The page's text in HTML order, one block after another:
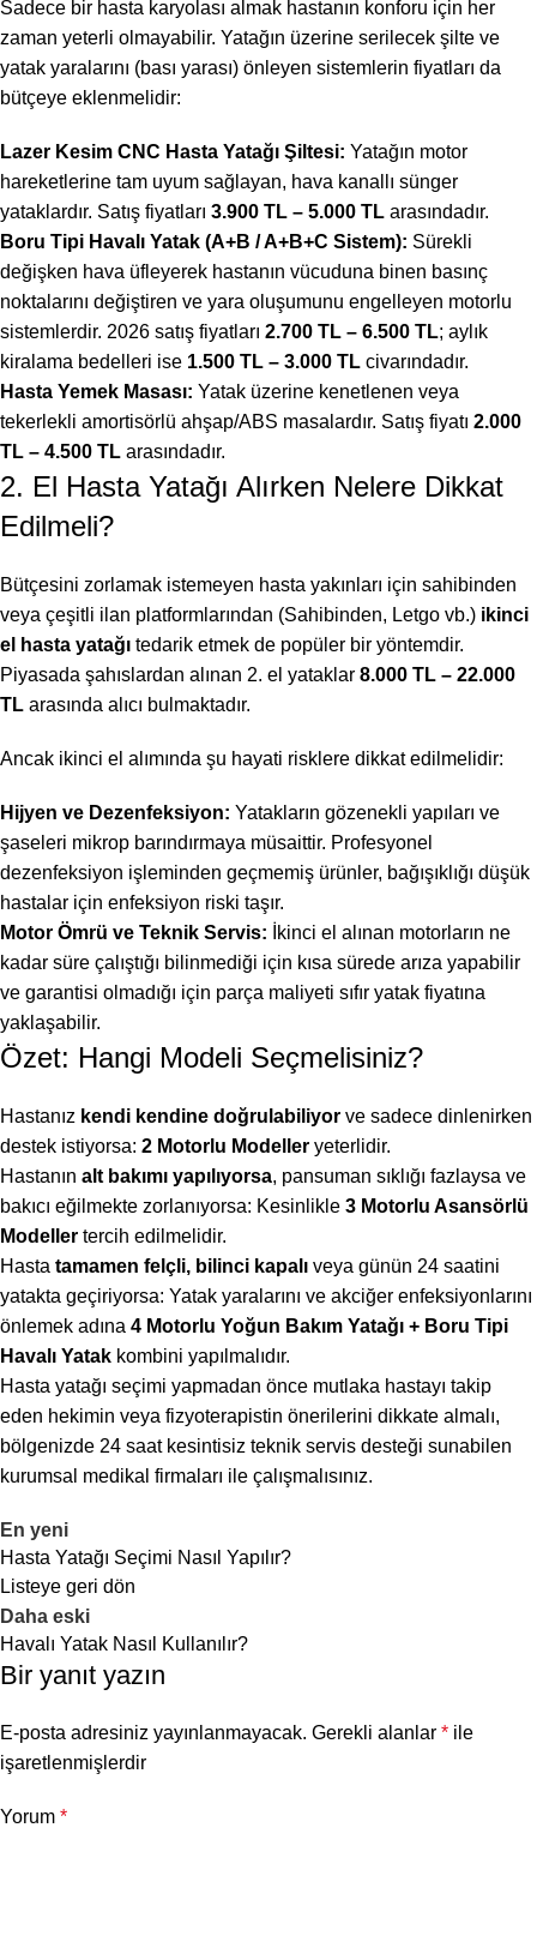
Sadece bir hasta karyolası almak hastanın konforu için her
zaman yeterli olmayabilir. Yatağın üzerine serilecek şilte ve
yatak yaralarını (bası yarası) önleyen sistemlerin fiyatları da
bütçeye eklenmelidir:
Lazer Kesim CNC Hasta Yatağı Şiltesi: Yatağın motor
hareketlerine tam uyum sağlayan, hava kanallı sünger
yataklardır. Satış fiyatları 3.900 TL – 5.000 TL arasındadır.
Boru Tipi Havalı Yatak (A+B / A+B+C Sistem): Sürekli
değişken hava üfleyerek hastanın vücuduna binen basınç
noktalarını değiştiren ve yara oluşumunu engelleyen motorlu
sistemlerdir. 2026 satış fiyatları 2.700 TL – 6.500 TL; aylık
kiralama bedelleri ise 1.500 TL – 3.000 TL civarındadır.
Hasta Yemek Masası: Yatak üzerine kenetlenen veya
tekerlekli amortisörlü ahşap/ABS masalardır. Satış fiyatı 2.000
TL – 4.500 TL arasındadır.
2. El Hasta Yatağı Alırken Nelere Dikkat
Edilmeli?
Bütçesini zorlamak istemeyen hasta yakınları için sahibinden
veya çeşitli ilan platformlarından (Sahibinden, Letgo vb.) ikinci
el hasta yatağı tedarik etmek de popüler bir yöntemdir.
Piyasada şahıslardan alınan 2. el yataklar 8.000 TL – 22.000
TL arasında alıcı bulmaktadır.
Ancak ikinci el alımında şu hayati risklere dikkat edilmelidir:
Hijyen ve Dezenfeksiyon: Yatakların gözenekli yapıları ve
şaseleri mikrop barındırmaya müsaittir. Profesyonel
dezenfeksiyon işleminden geçmemiş ürünler, bağışıklığı düşük
hastalar için enfeksiyon riski taşır.
Motor Ömrü ve Teknik Servis: İkinci el alınan motorların ne
kadar süre çalıştığı bilinmediği için kısa sürede arıza yapabilir
ve garantisi olmadığı için parça maliyeti sıfır yatak fiyatına
yaklaşabilir.
Özet: Hangi Modeli Seçmelisiniz?
Hastanız kendi kendine doğrulabiliyor ve sadece dinlenirken
destek istiyorsa: 2 Motorlu Modeller yeterlidir.
Hastanın alt bakımı yapılıyorsa, pansuman sıklığı fazlaysa ve
bakıcı eğilmekte zorlanıyorsa: Kesinlikle 3 Motorlu Asansörlü
Modeller tercih edilmelidir.
Hasta tamamen felçli, bilinci kapalı veya günün 24 saatini
yatakta geçiriyorsa: Yatak yaralarını ve akciğer enfeksiyonlarını
önlemek adına 4 Motorlu Yoğun Bakım Yatağı + Boru Tipi
Havalı Yatak kombini yapılmalıdır.
Hasta yatağı seçimi yapmadan önce mutlaka hastayı takip
eden hekimin veya fizyoterapistin önerilerini dikkate almalı,
bölgenizde 24 saat kesintisiz teknik servis desteği sunabilen
kurumsal medikal firmaları ile çalışmalısınız.
En yeni
Hasta Yatağı Seçimi Nasıl Yapılır?
Listeye geri dön
Daha eski
Havalı Yatak Nasıl Kullanılır?
Bir yanıt yazın
E-posta adresiniz yayınlanmayacak. Gerekli alanlar * ile
işaretlenmişlerdir
Yorum *